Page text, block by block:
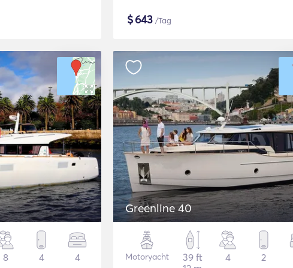
$643 /Tag
8 4 4
Greenline 40
Motoryacht
39 ft
4 2